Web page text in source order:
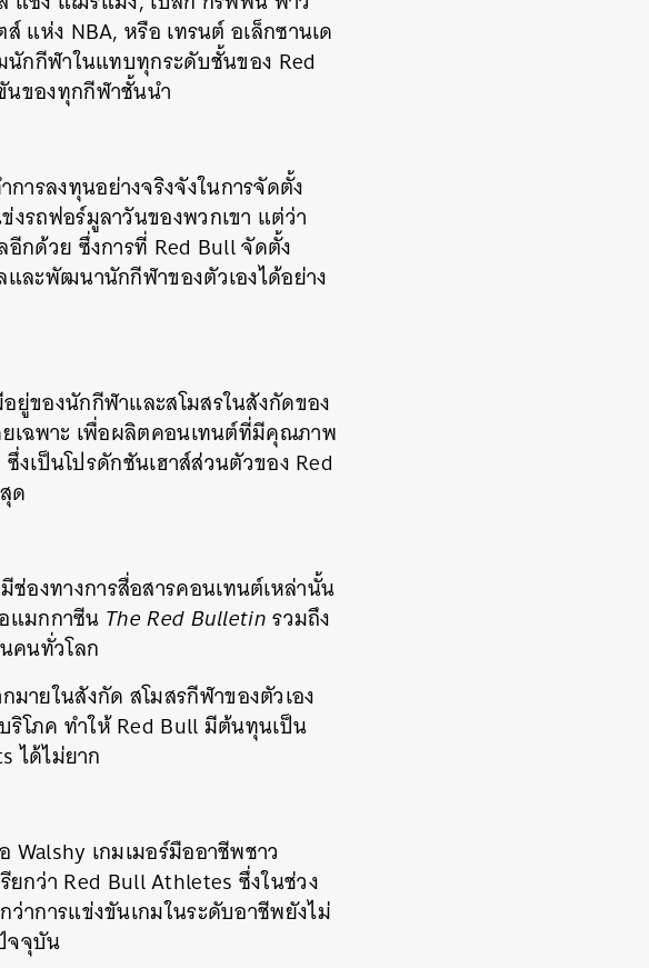
แห่ง NBA, หรือ เทรนต์ อเล็กซานเด
นักกีฬาในแทบทุกระดับชั้นของ Red
นของทุกกีฬาชั้นนำ
ารลงทุนอย่างจริงจังในการจัดตั้ง
รถฟอร์มูลาวันของพวกเขา แต่ว่า
กด้วย ซึ่งการที่ Red Bull จัดตั้ง
และพัฒนานักกีฬาของตัวเองได้อย่าง
ยู่ของนักกีฬาและสโมสรในสังกัดของ
เฉพาะ เพื่อผลิตคอนเทนต์ที่มีคุณภาพ
งเป็นโปรดักชันเฮาส์ส่วนตัวของ Red
ด
องทางการสื่อสารคอนเทนต์เหล่านั้น
แมกกาซีน The Red Bulletinรวมถึง
คนทั่วโลก
ายในสังกัด สโมสรกีฬาของตัวเอง
โภค ทำให้ Red Bull มีต้นทุนเป็น
ได้ไม่ยาก
เกมเมอร์มืออาชีพชาว
กว่า Red Bull Athletes ซึ่งในช่วง
าการแข่งขันเกมในระดับอาชีพยังไม่
จจุบัน